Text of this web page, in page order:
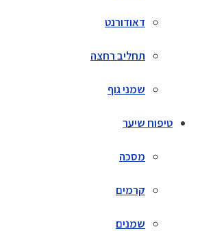
דאודורנט
תחליב רחצה
שמני גוף
טיפוח שיער
מסכה
קרמים
שמנים